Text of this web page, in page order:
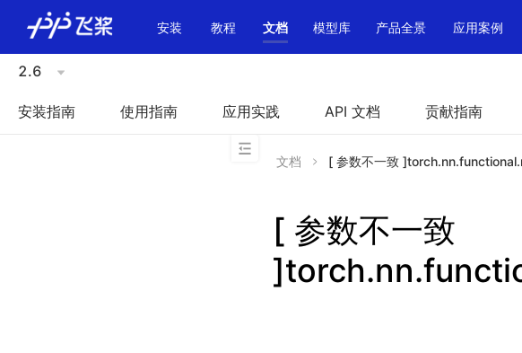
安装 教程 文档 模型库 产品全景 应用案例
2.6
安装指南 使用指南 应用实践 API 文档 贡献指南
文档 [ 参数不一致
[ 参数不一致